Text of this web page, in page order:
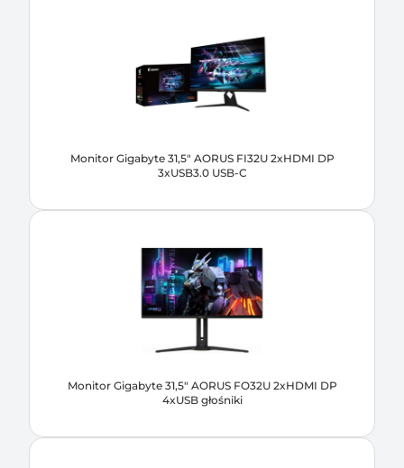
Monitor Gigabyte 31,5" AORUS FI32U 2xHDMI DP
3xUSB3.0 USB-C
Monitor Gigabyte 31,5" AORUS FO32U 2xHDMI DP
4xUSB głośniki